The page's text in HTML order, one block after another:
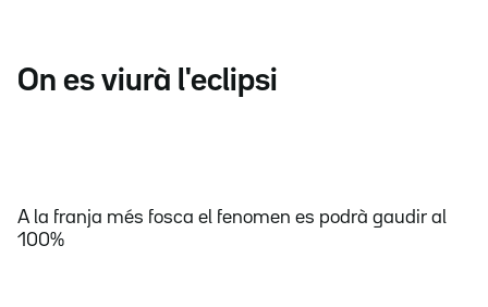
On es viurà l'eclipsi
A la franja més fosca el fenomen es podrà gaudir al
100%